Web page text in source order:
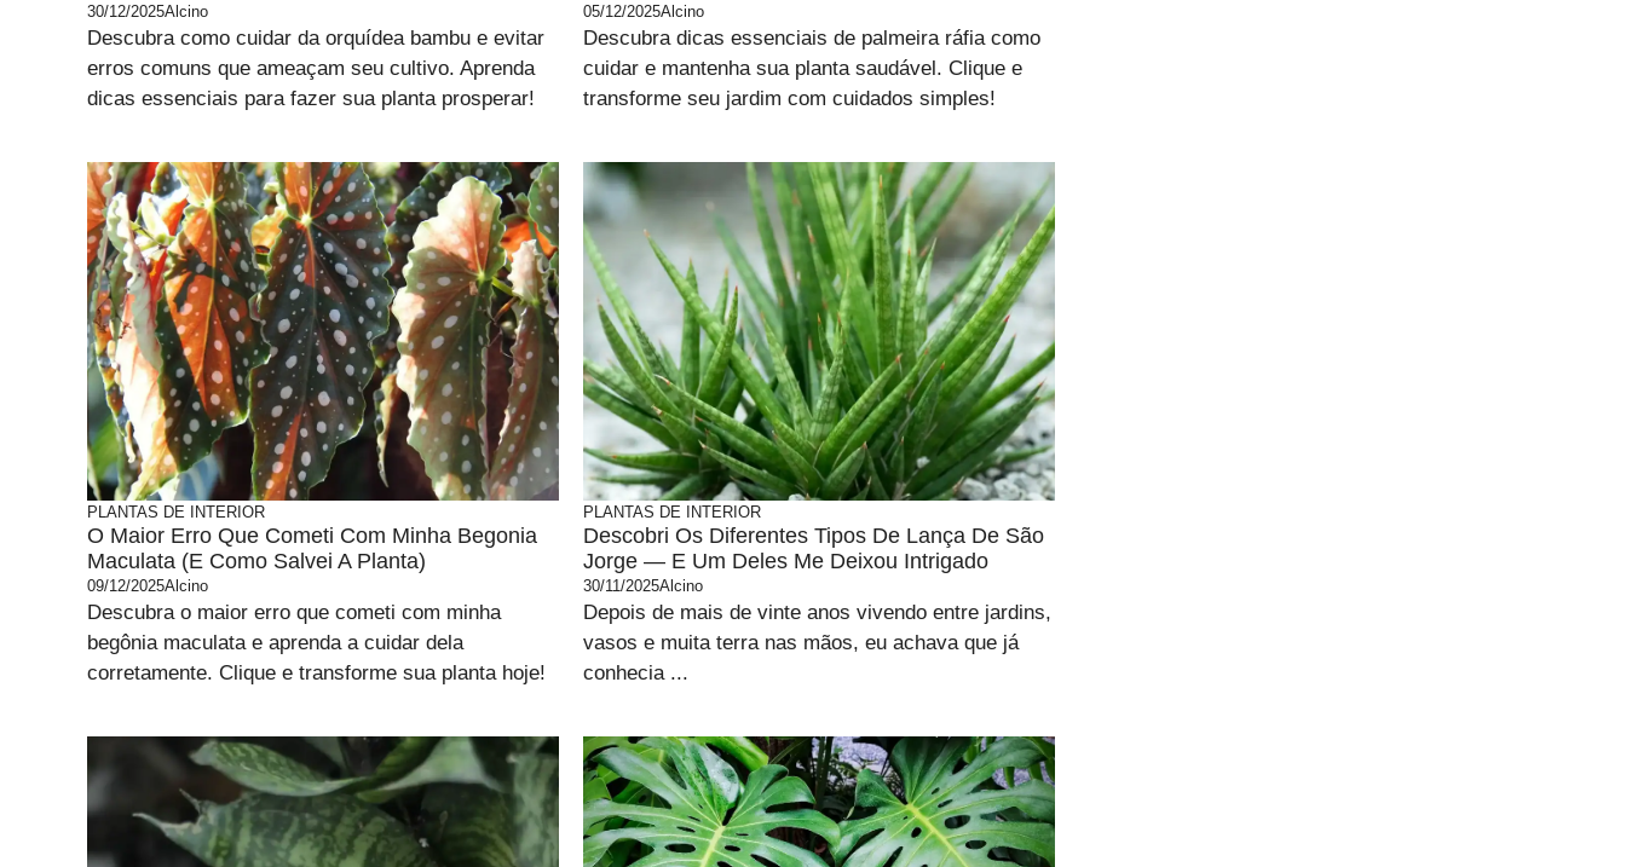
30/12/2025Alcino
Descubra como cuidar da orquídea bambu e evitar
erros comuns que ameaçam seu cultivo. Aprenda
dicas essenciais para fazer sua planta prosperar!
05/12/2025Alcino
Descubra dicas essenciais de palmeira ráfia como
cuidar e mantenha sua planta saudável. Clique e
transforme seu jardim com cuidados simples!
PLANTAS DE INTERIOR
O Maior Erro Que Cometi Com Minha Begonia
Maculata (e Como Salvei A Planta)
09/12/2025Alcino
Descubra o maior erro que cometi com minha
begônia maculata e aprenda a cuidar dela
corretamente. Clique e transforme sua planta hoje!
PLANTAS DE INTERIOR
Descobri Os Diferentes Tipos De Lança De São
Jorge — E Um Deles Me Deixou Intrigado
30/11/2025Alcino
Depois de mais de vinte anos vivendo entre jardins,
vasos e muita terra nas mãos, eu achava que já
conhecia ...